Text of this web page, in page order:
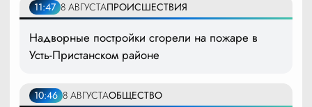
11:47 8 АВГУСТАПРОИСШЕСТВИЯ
Надворные постройки сгорели на пожаре в
Усть-Пристанском районе
10:46 8 АВГУСТАОБЩЕСТВО